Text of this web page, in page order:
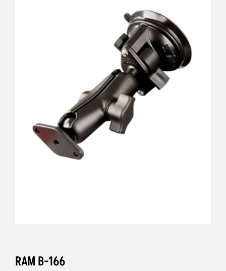
RAM B-166